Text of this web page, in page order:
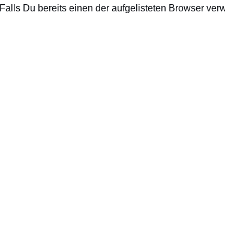
Falls Du bereits einen der aufgelisteten Browser